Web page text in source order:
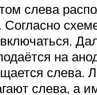
слева
на
слева.
слева, а